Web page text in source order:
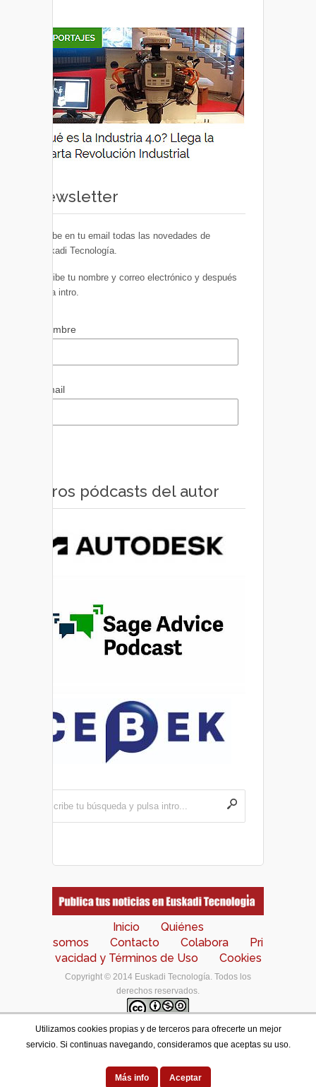
Newsletter
Recibe en tu email todas las novedades de
Euskadi Tecnología.
Escribe tu nombre y correo electrónico y después
pulsa intro.
Nombre
Email
Otros pódcasts del autor
Inicio
Quiénes
somos
Contacto Colabora
Pri
vacidad y Términos de Uso
Cookies
Copyright © 2014 Euskadi Tecnología. Todos los
derechos reservados.
Los contenidos de este portal están bajo unalicencia
de Creative Commons Reconocimiento-NoComercial-
Designed by
Utilizamos cookies propias y de terceros para ofrecerte un mejor
servicio. Si continuas navegando, consideramos que aceptas su uso.
Más info Aceptar